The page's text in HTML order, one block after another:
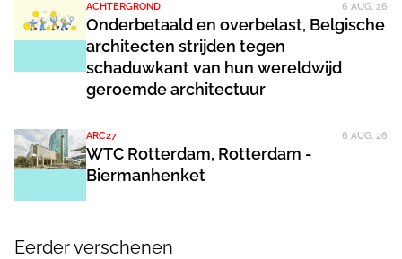
ACHTERGROND 6 AUG. 26
Onderbetaald en overbelast, Belgische
architecten strijden tegen
schaduwkant van hun wereldwijd
geroemde architectuur
ARC27 6 AUG. 26
WTC Rotterdam, Rotterdam -
Biermanhenket
Eerder verschenen